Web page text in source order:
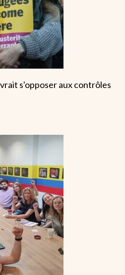
s'opposer aux contrôles